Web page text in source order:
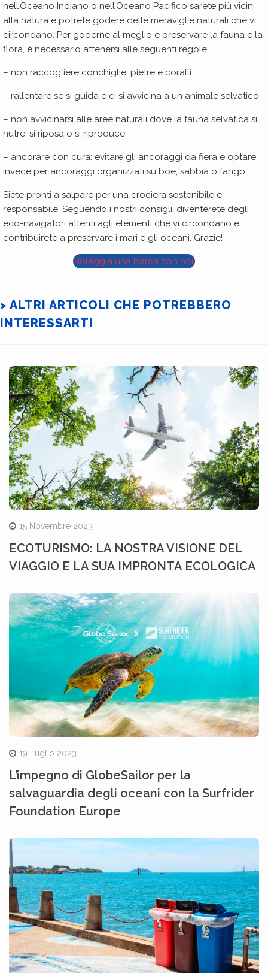
nell’Oceano Indiano o nell’Oceano Pacifico sarete più vicini
alla natura e potrete godere delle meraviglie naturali che vi
circondano. Per goderne al meglio e preservare la fauna e la
flora, è necessario attenersi alle seguenti regole:
– non raccogliere conchiglie, pietre e coralli
– rallentare se si guida e ci si avvicina a un animale selvatico
– non avvicinarsi alle aree naturali dove la fauna selvatica si
nutre, si riposa o si riproduce
– ancorare con cura: evitare gli ancoraggi da fiera e optare
invece per ancoraggi organizzati su boe, sabbia o fango.
Siete pronti a salpare per una crociera sostenibile e
responsabile. Seguendo i nostri consigli, diventerete degli
eco-navigatori attenti agli elementi che vi circondano e
contribuirete a preservare i mari e gli oceani. Grazie!
Noleggia una barca con noi!
> ALTRI ARTICOLI CHE POTREBBERO
INTERESSARTI
15 Novembre 2023
ECOTURISMO: LA NOSTRA VISIONE DEL
VIAGGIO E LA SUA IMPRONTA ECOLOGICA
19 Luglio 2023
L’impegno di GlobeSailor per la
salvaguardia degli oceani con la Surfrider
Foundation Europe